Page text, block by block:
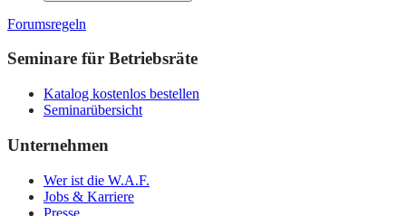
Forumsregeln
Seminare für Betriebsräte
Katalog kostenlos bestellen
Seminarübersicht
Unternehmen
Wer ist die W.A.F.
Jobs & Karriere
Presse